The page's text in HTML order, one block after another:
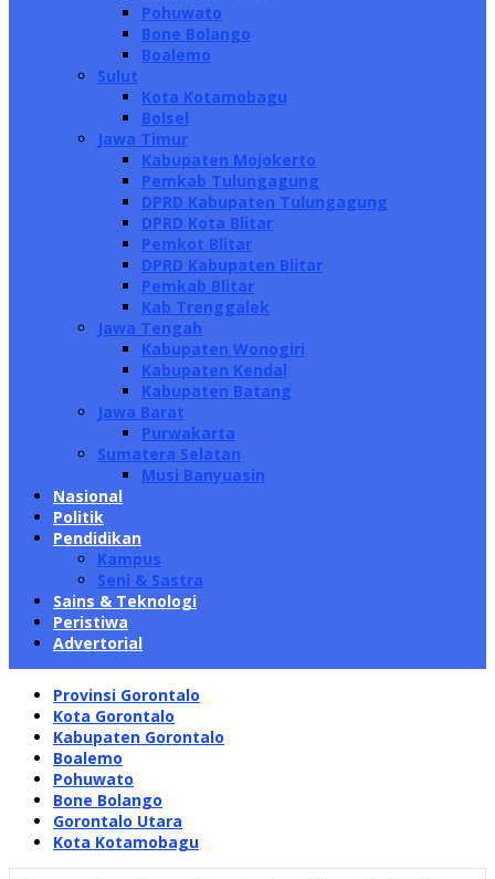
Pohuwato
Bone Bolango
Boalemo
Sulut
Kota Kotamobagu
Bolsel
Jawa Timur
Kabupaten Mojokerto
Pemkab Tulungagung
DPRD Kabupaten Tulungagung
DPRD Kota Blitar
Pemkot Blitar
DPRD Kabupaten Blitar
Pemkab Blitar
Kab Trenggalek
Jawa Tengah
Kabupaten Wonogiri
Kabupaten Kendal
Kabupaten Batang
Jawa Barat
Purwakarta
Sumatera Selatan
Musi Banyuasin
Nasional
Politik
Pendidikan
Kampus
Seni & Sastra
Sains & Teknologi
Peristiwa
Advertorial
Provinsi Gorontalo
Kota Gorontalo
Kabupaten Gorontalo
Boalemo
Pohuwato
Bone Bolango
Gorontalo Utara
Kota Kotamobagu